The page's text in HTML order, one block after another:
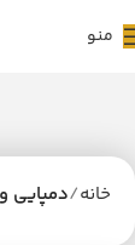
منو
خانه دمپایی